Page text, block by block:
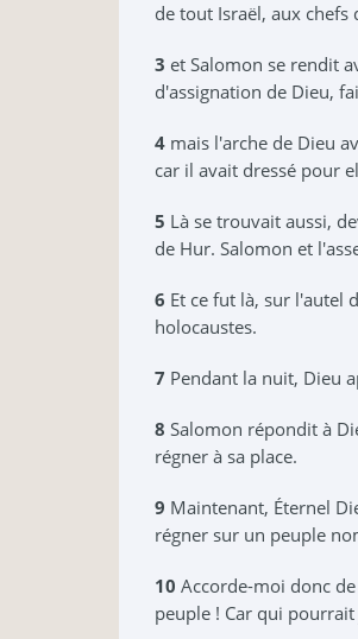
de tout Israël, aux chefs
3 et Salomon se rendit
d'assignation de Dieu,
4 mais l'arche de Dieu
car il avait dressé pour
5 Là se trouvait aussi,
de Hur. Salomon et
6 Et ce fut là, sur l'autel
holocaustes.
7 Pendant la nuit, Dieu
8 Salomon répondit à
régner à sa place.
9 Maintenant, Éternel
régner sur un peuple
10 Accorde-moi donc
peuple ! Car qui